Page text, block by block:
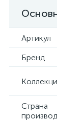
Артикул
Бренд
Страна